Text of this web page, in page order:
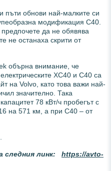
пъти обнови най-малките си
модификация C40.
да не обявява
не останаха скрити от
обърна внимание, че
XC40 и C40 са
на Volvo, като това важи най-
значително. Така
78 кВт/ч пробегът с
на 571 км, а при C40 – от
следния линк: https://avto-